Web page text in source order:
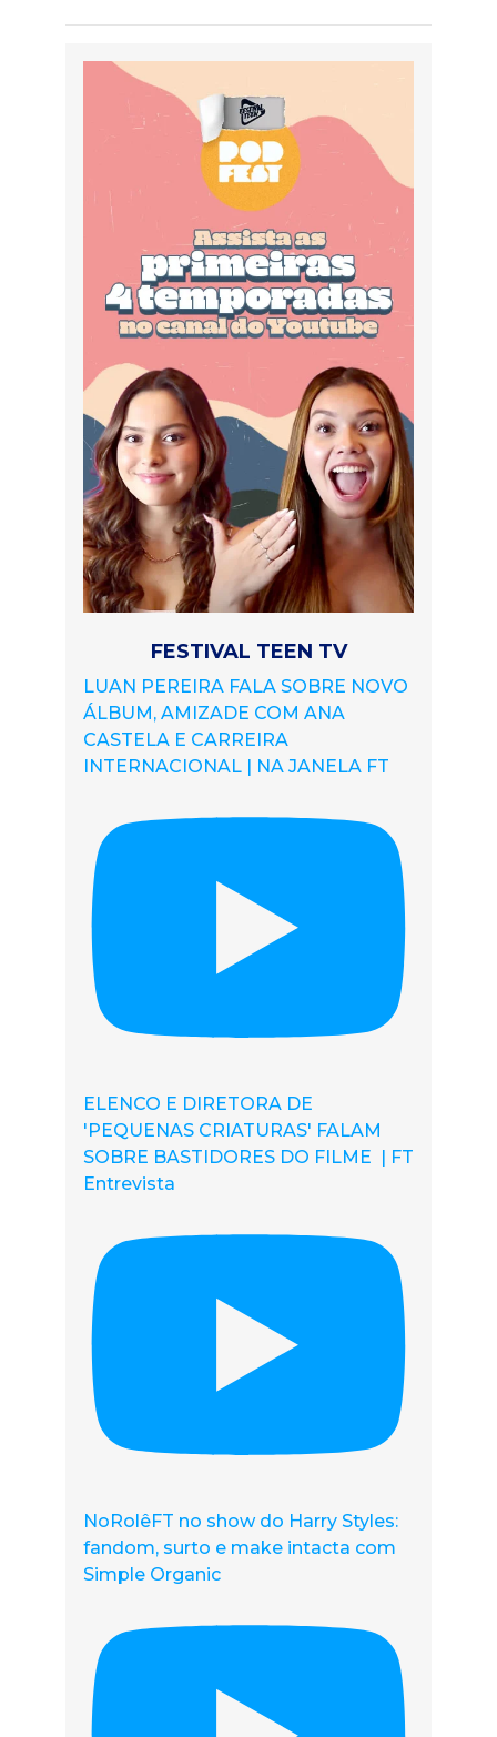
FESTIVAL TEEN TV
LUAN PEREIRA FALA SOBRE NOVO
ÁLBUM, AMIZADE COM ANA
CASTELA E CARREIRA
INTERNACIONAL | NA JANELA FT
ELENCO E DIRETORA DE
'PEQUENAS CRIATURAS' FALAM
SOBRE BASTIDORES DO FILME | FT
Entrevista
NoRolêFT no show do Harry Styles:
fandom, surto e make intacta com
Simple Organic